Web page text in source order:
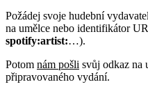
Požádej svoje hudební
na umělce nebo identifikátor
spotify:artist:…).
Potom nám pošli svůj odkaz na
připravovaného vydání.